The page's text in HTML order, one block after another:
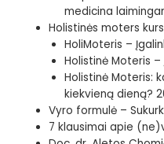
medicina
Holistinės moters
HoliMoteris –
Holistinė Moteris
Holistinė Moteris:
kiekvieną dieną?
Vyro formulė –
7 klausimai apie